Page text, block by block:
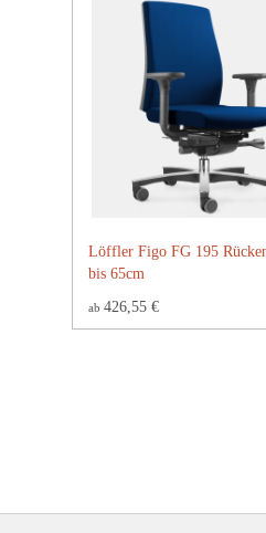
Löffler Figo FG 195
bis 65cm
ab 426,55 €